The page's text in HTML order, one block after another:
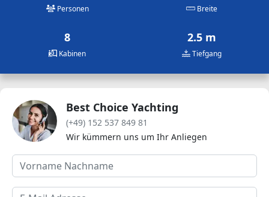
Personen Breite
8
Kabinen
2.5 m
Tiefgang
Best Choice Yachting
(+49) 152 537 849 81
Wir kümmern uns um Ihr Anliegen